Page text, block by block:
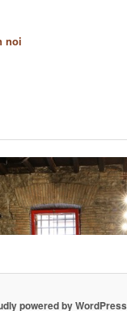
noi
powered by WordPress